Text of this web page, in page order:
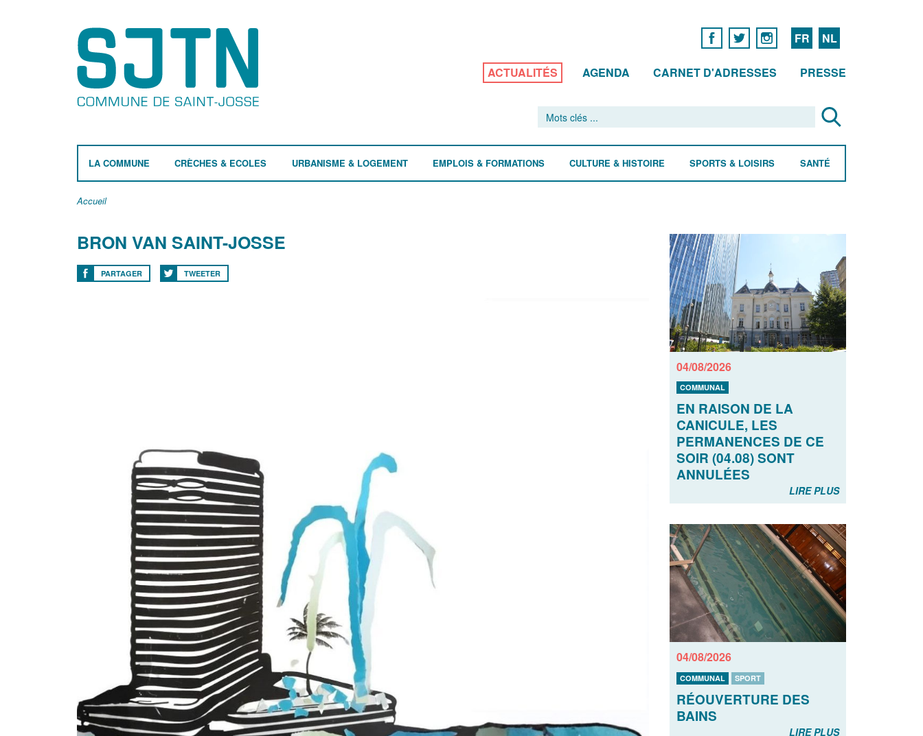
FR NL
ACTUALITÉS AGENDA CARNET D'ADRESSES PRESSE
LA COMMUNE CRÈCHES & ECOLES URBANISME & LOGEMENT EMPLOIS & FORMATIONS CULTURE & HISTOIRE SPORTS & LOISIRS SANTÉ
Accueil
BRON VAN SAINT-JOSSE
PARTAGER TWEETER
04/08/2026
COMMUNAL
EN RAISON DE LA
CANICULE, LES
PERMANENCES DE CE
SOIR (04.08) SONT
ANNULÉES
LIRE PLUS
04/08/2026
COMMUNAL SPORT
RÉOUVERTURE DES
BAINS
LIRE PLUS